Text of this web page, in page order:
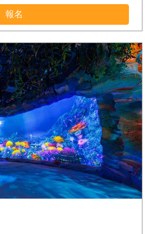
報名